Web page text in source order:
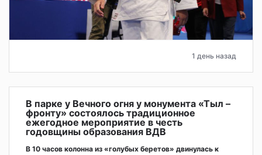
1 день назад
В парке у Вечного огня у монумента «Тыл –
фронту» состоялось традиционное
ежегодное мероприятие в честь
годовщины образования ВДВ
В 10 часов колонна из «голубых беретов» двинулась к